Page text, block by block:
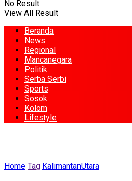
No Result
View All Result
Beranda
News
Regional
Mancanegara
Politik
Serba Serbi
Sports
Sosok
Kolom
Lifestyle
Home Tag KalimantanUtara